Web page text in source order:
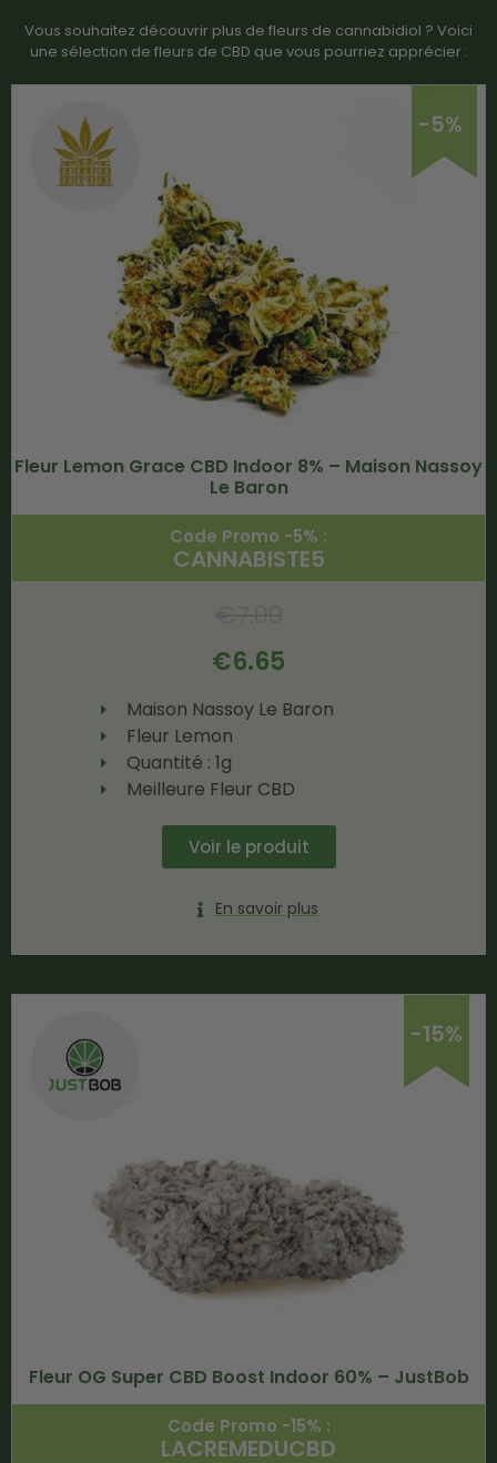
Vous souhaitez découvrir plus de fleurs de cannabidiol ? Voici
une sélection de fleurs de CBD que vous pourriez apprécier :
-5%
Fleur Lemon Grace CBD Indoor 8% – Maison Nassoy
Le Baron
Code Promo -5% :
CANNABISTE5
€6.65
Maison Nassoy Le Baron
Fleur Lemon
Quantité : 1g
Meilleure Fleur CBD
Voir le produit
En savoir plus
-15%
Fleur OG Super CBD Boost Indoor 60% – JustBob
Code Promo -15% :
LACREMEDUCBD